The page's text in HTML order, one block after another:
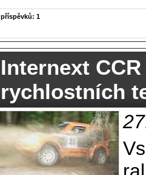
příspěvků: 1
Internext
rychlostních